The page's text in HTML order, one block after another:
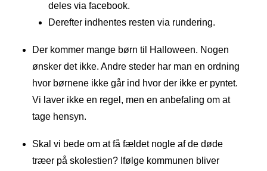
deles via facebook.
Derefter indhentes resten via rundering.
Der kommer mange børn til Halloween. Nogen
ønsker det ikke. Andre steder har man en ordning
hvor børnene ikke går ind hvor der ikke er pyntet.
Vi laver ikke en regel, men en anbefaling om at
tage hensyn.
Skal vi bede om at få fældet nogle af de døde
træer på skolestien? Ifølge kommunen bliver